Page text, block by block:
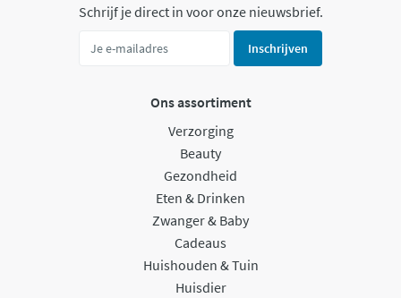
Schrijf je direct in voor onze nieuwsbrief.
Inschrijven
Ons assortiment
Verzorging
Beauty
Gezondheid
Eten & Drinken
Zwanger & Baby
Cadeaus
Huishouden & Tuin
Huisdier